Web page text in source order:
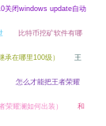
关闭windows update自动
比特币挖矿软件有哪
在哪里100级） 王
怎么才能把王者荣耀
荣耀澜如何出装） 和